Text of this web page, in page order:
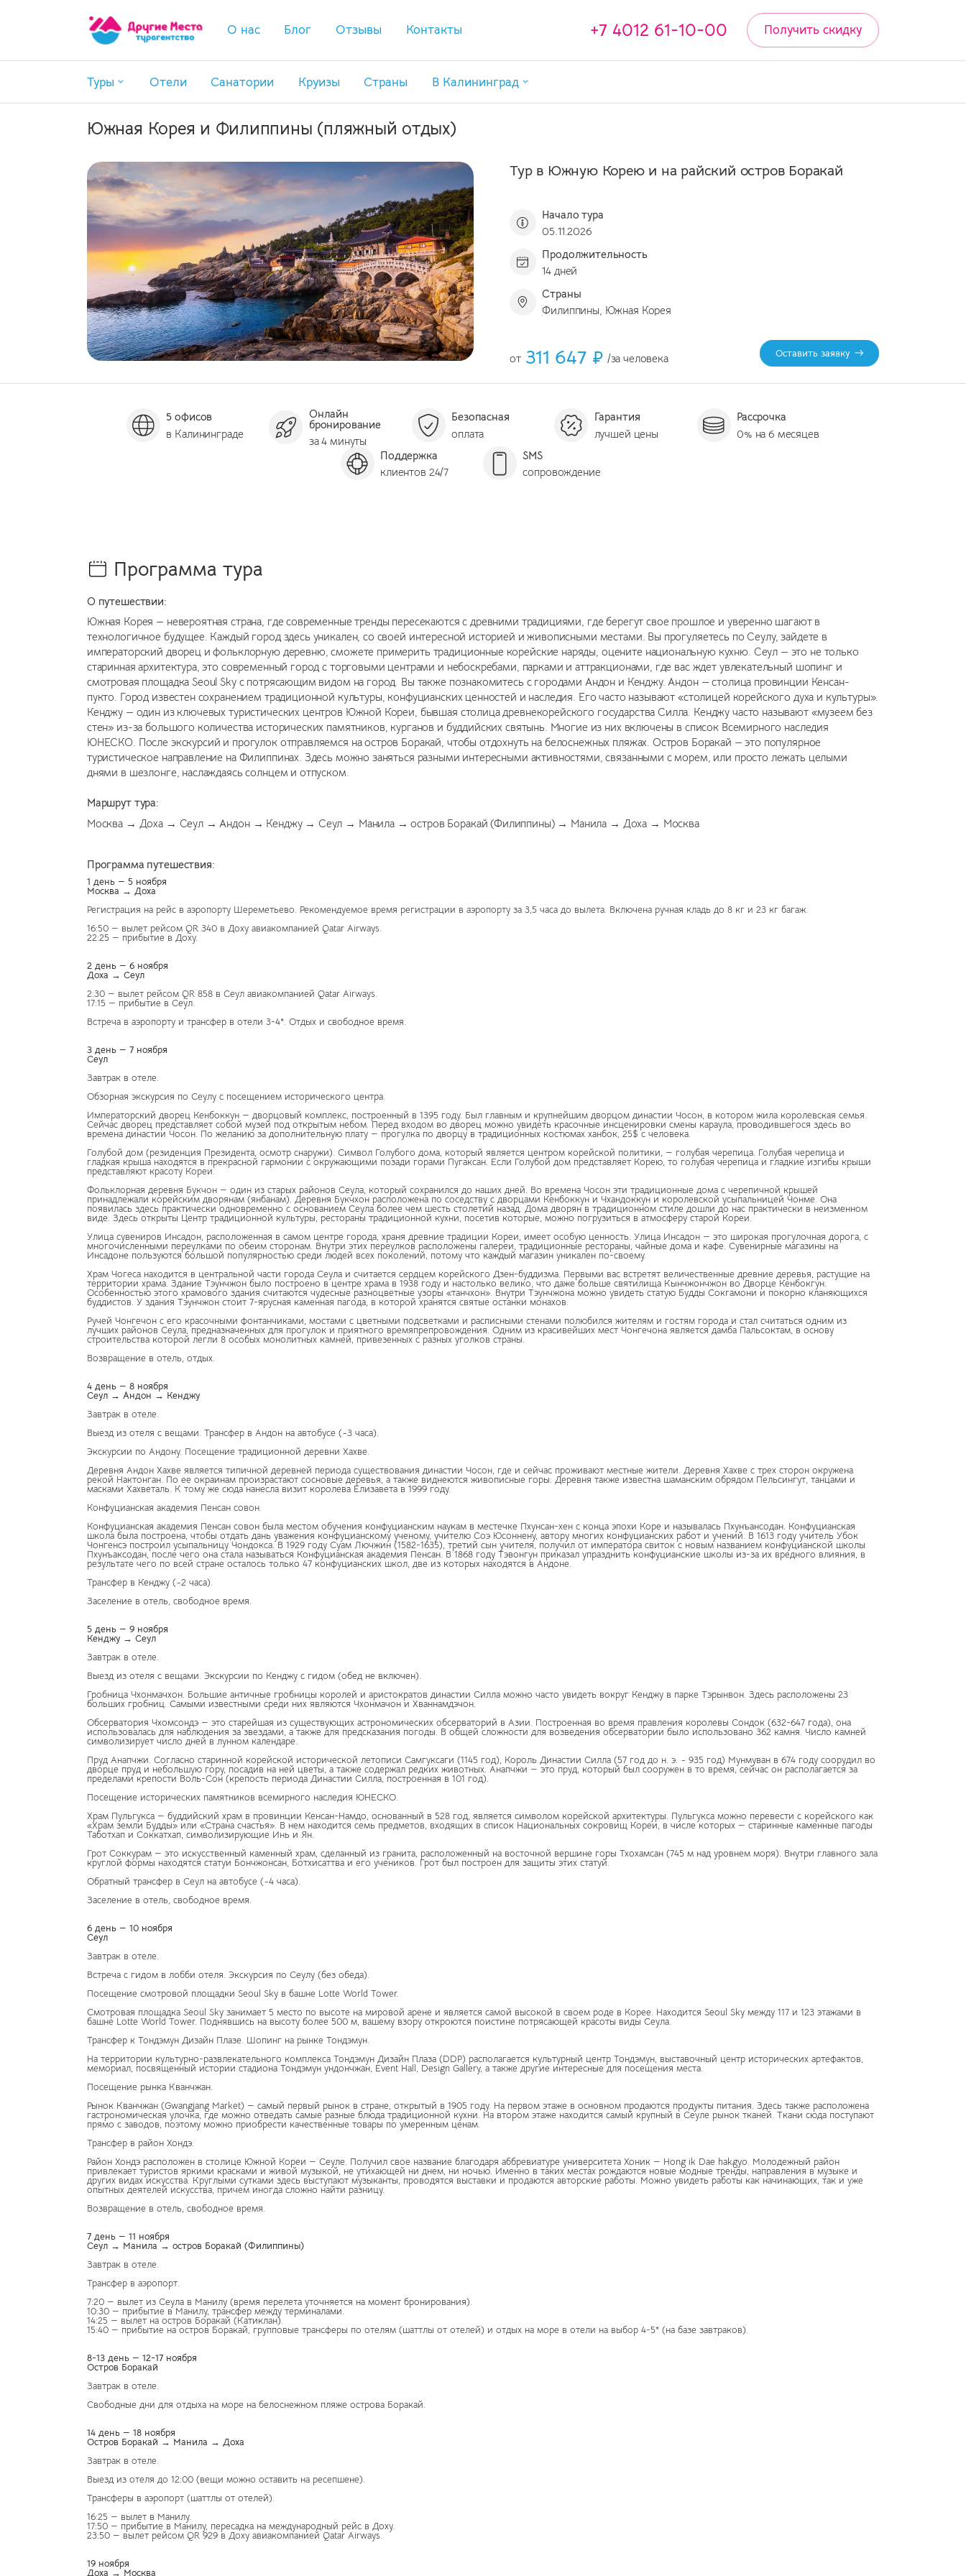
О нас Блог Отзывы Контакты +7 4012 61-10-00 Получить скидку
Туры
Горящие туры
Туры по России
Экскурсионные туры
Отели Санатории Круизы Страны В Калининград
Туры в Калининград с перелетом
Отели в Калининградской области
Южная Корея и Филиппины (пляжный отдых)
Тур в Южную Корею и на райский остров Боракай
Начало тура
05.11.2026
Продолжительность
14 дней
Страны
Филиппины, Южная Корея
от 311 647 ₽ /за человека Оставить заявку
5 офисов
в Калининграде
Онлайн
бронирование
за 4 минуты
Безопасная
оплата
Гарантия
лучшей цены
Рассрочка
0% на 6 месяцев
Поддержка
клиентов 24/7
SMS
сопровождение
Программа тура
О путешествии:
Южная Корея — невероятная страна, где современные тренды пересекаются с древними традициями, где берегут свое прошлое и уверенно шагают в
технологичное будущее. Каждый город здесь уникален, со своей интересной историей и живописными местами. Вы прогуляетесь по Сеулу, зайдете в
императорский дворец и фольклорную деревню, сможете примерить традиционные корейские наряды, оцените национальную кухню. Сеул — это не только
старинная архитектура, это современный город с торговыми центрами и небоскребами, парками и аттракционами, где вас ждет увлекательный шопинг и
смотровая площадка Seoul Sky с потрясающим видом на город. Вы также познакомитесь с городами Андон и Кенджу. Андон — столица провинции Кенсан-
пукто. Город известен сохранением традиционной культуры, конфуцианских ценностей и наследия. Его часто называют «столицей корейского духа и культуры».
Кенджу — один из ключевых туристических центров Южной Кореи, бывшая столица древнекорейского государства Силла. Кенджу часто называют «музеем без
стен» из-за большого количества исторических памятников, курганов и буддийских святынь. Многие из них включены в список Всемирного наследия
ЮНЕСКО. После экскурсий и прогулок отправляемся на остров Боракай, чтобы отдохнуть на белоснежных пляжах. Остров Боракай — это популярное
туристическое направление на Филиппинах. Здесь можно заняться разными интересными активностями, связанными с морем, или просто лежать целыми
днями в шезлонге, наслаждаясь солнцем и отпуском.
Маршрут тура:
Москва → Доха → Сеул → Андон → Кенджу → Сеул → Манила → остров Боракай (Филиппины) → Манила → Доха → Москва
Программа путешествия:
1 день — 5 ноября
Москва → Доха
Регистрация на рейс в аэропорту Шереметьево. Рекомендуемое время регистрации в аэропорту за 3,5 часа до вылета. Включена ручная кладь до 8 кг и 23 кг багаж.
16:50 — вылет рейсом QR 340 в Доху авиакомпанией Qatar Airways.
22:25 — прибытие в Доху.
2 день — 6 ноября
Доха → Сеул
2:30 — вылет рейсом QR 858 в Сеул авиакомпанией Qatar Airways.
17:15 — прибытие в Сеул.
Встреча в аэропорту и трансфер в отели 3-4*. Отдых и свободное время.
3 день — 7 ноября
Сеул
Завтрак в отеле.
Обзорная экскурсия по Сеулу с посещением исторического центра.
Императорский дворец Кенбоккун — дворцовый комплекс, построенный в 1395 году. Был главным и крупнейшим дворцом династии Чосон, в котором жила королевская семья.
Сейчас дворец представляет собой музей под открытым небом. Перед входом во дворец можно увидеть красочные инсценировки смены караула, проводившегося здесь во
времена династии Чосон. По желанию за дополнительную плату — прогулка по дворцу в традиционных костюмах ханбок, 25$ с человека.
Голубой дом (резиденция Президента, осмотр снаружи). Символ Голубого дома, который является центром корейской политики, — голубая черепица. Голубая черепица и
гладкая крыша находятся в прекрасной гармонии с окружающими позади горами Пугаксан. Если Голубой дом представляет Корею, то голубая черепица и гладкие изгибы крыши
представляют красоту Кореи.
Фольклорная деревня Букчон — один из старых районов Сеула, который сохранился до наших дней. Во времена Чосон эти традиционные дома с черепичной крышей
принадлежали корейским дворянам (янбанам). Деревня Букчхон расположена по соседству с дворцами Кенбоккун и Чхандоккун и королевской усыпальницей Чонме. Она
появилась здесь практически одновременно с основанием Сеула более чем шесть столетий назад. Дома дворян в традиционном стиле дошли до нас практически в неизменном
виде. Здесь открыты Центр традиционной культуры, рестораны традиционной кухни, посетив которые, можно погрузиться в атмосферу старой Кореи.
Улица сувениров Инсадон, расположенная в самом центре города, храня древние традиции Кореи, имеет особую ценность. Улица Инсадон — это широкая прогулочная дорога, с
многочисленными переулками по обеим сторонам. Внутри этих переулков расположены галереи, традиционные рестораны, чайные дома и кафе. Сувенирные магазины на
Инсадоне пользуются большой популярностью среди людей всех поколений, потому что каждый магазин уникален по-своему.
Храм Чогеса находится в центральной части города Сеула и считается сердцем корейского Дзен-буддизма. Первыми вас встретят величественные древние деревья, растущие на
территории храма. Здание Тэунчжон было построено в центре храма в 1938 году и настолько велико, что даже больше святилища Кынчжончжон во Дворце Кенбокгун.
Особенностью этого храмового здания считаются чудесные разноцветные узоры «танчхон». Внутри Тэунчжона можно увидеть статую Будды Сокгамони и покорно кланяющихся
буддистов. У здания Тэунчжон стоит 7-ярусная каменная пагода, в которой хранятся святые останки монахов.
Ручей Чонгечон с его красочными фонтанчиками, мостами с цветными подсветками и расписными стенами полюбился жителям и гостям города и стал считаться одним из
лучших районов Сеула, предназначенных для прогулок и приятного времяпрепровождения. Одним из красивейших мест Чонгечона является дамба Пальсоктам, в основу
строительства которой легли 8 особых монолитных камней, привезенных с разных уголков страны.
Возвращение в отель, отдых.
4 день — 8 ноября
Сеул → Андон → Кенджу
Завтрак в отеле.
Выезд из отеля с вещами. Трансфер в Андон на автобусе (~3 часа).
Экскурсии по Андону. Посещение традиционной деревни Хахве.
Деревня Андон Хахве является типичной деревней периода существования династии Чосон, где и сейчас проживают местные жители. Деревня Хахве с трех сторон окружена
рекой Нактонган. По ее окраинам произрастают сосновые деревья, а также виднеются живописные горы. Деревня также известна шаманским обрядом Пельсингут, танцами и
масками Хахветаль. К тому же сюда нанесла визит королева Елизавета в 1999 году.
Конфуцианская академия Пенсан совон.
Конфуцианская академия Пенсан совон была местом обучения конфуцианским наукам в местечке Пхунсан-хен с конца эпохи Коре и называлась Пхунъансодан. Конфуцианская
школа была построена, чтобы отдать дань уважения конфуцианскому ученому, учителю Соэ Юсоннену, автору многих конфуцианских работ и учений. В 1613 году учитель Убок
Чонгенсэ построил усыпальницу Чондокса. В 1929 году Суам Лючжин (1582-1635), третий сын учителя, получил от императора свиток с новым названием конфуцианской школы
Пхунъаксодан, после чего она стала называться Конфуцианская академия Пенсан. В 1868 году Тэвонгун приказал упразднить конфуцианские школы из-за их вредного влияния, в
результате чего по всей стране осталось только 47 конфуцианских школ, две из которых находятся в Андоне.
Трансфер в Кенджу (~2 часа).
Заселение в отель, свободное время.
5 день — 9 ноября
Кенджу → Сеул
Завтрак в отеле.
Выезд из отеля с вещами. Экскурсии по Кенджу с гидом (обед не включен).
Гробница Чхонмачхон. Большие античные гробницы королей и аристократов династии Силла можно часто увидеть вокруг Кенджу в парке Тэрынвон. Здесь расположены 23
больших гробниц. Самыми известными среди них являются Чхонмачон и Хваннамдэчон.
Обсерватория Чхомсондэ — это старейшая из существующих астрономических обсерваторий в Азии. Построенная во время правления королевы Сондок (632-647 года), она
использовалась для наблюдения за звездами, а также для предсказания погоды. В общей сложности для возведения обсерватории было использовано 362 камня. Число камней
символизирует число дней в лунном календаре.
Пруд Анапчжи. Согласно старинной корейской исторической летописи Самгуксаги (1145 год), Король Династии Силла (57 год до н. э. ~ 935 год) Мунмуван в 674 году соорудил во
дворце пруд и небольшую гору, посадив на ней цветы, а также содержал редких животных. Анапчжи — это пруд, который был сооружен в то время, сейчас он располагается за
пределами крепости Воль-Сон (крепость периода Династии Силла, построенная в 101 год).
Посещение исторических памятников всемирного наследия ЮНЕСКО.
Храм Пульгукса — буддийский храм в провинции Кенсан-Намдо, основанный в 528 год, является символом корейской архитектуры. Пульгукса можно перевести с корейского как
«Храм земли Будды» или «Страна счастья». В нем находится семь предметов, входящих в список Национальных сокровищ Кореи, в числе которых — старинные каменные пагоды
Таботхап и Соккатхап, символизирующие Инь и Ян.
Грот Соккурам — это искусственный каменный храм, сделанный из гранита, расположенный на восточной вершине горы Тхохамсан (745 м над уровнем моря). Внутри главного зала
круглой формы находятся статуи Бончжонсан, Ботхисаттва и его учеников. Грот был построен для защиты этих статуй.
Обратный трансфер в Сеул на автобусе (~4 часа).
Заселение в отель, свободное время.
6 день — 10 ноября
Сеул
Завтрак в отеле.
Встреча с гидом в лобби отеля. Экскурсия по Сеулу (без обеда).
Посещение смотровой площадки Seoul Sky в башне Lotte World Tower.
Смотровая площадка Seoul Sky занимает 5 место по высоте на мировой арене и является самой высокой в своем роде в Корее. Находится Seoul Sky между 117 и 123 этажами в
башне Lotte World Tower. Поднявшись на высоту более 500 м, вашему взору откроются поистине потрясающей красоты виды Сеула.
Трансфер к Тондэмун Дизайн Плазе. Шопинг на рынке Тондэмун.
На территории культурно-развлекательного комплекса Тондэмун Дизайн Плаза (DDP) располагается культурный центр Тондэмун, выставочный центр исторических артефактов,
мемориал, посвященный истории стадиона Тондэмун ундончжан, Event Hall, Design Gallery, а также другие интересные для посещения места.
Посещение рынка Кванчжан.
Рынок Кванчжан (Gwangjang Market) — самый первый рынок в стране, открытый в 1905 году. На первом этаже в основном продаются продукты питания. Здесь также расположена
гастрономическая улочка, где можно отведать самые разные блюда традиционной кухни. На втором этаже находится самый крупный в Сеуле рынок тканей. Ткани сюда поступают
прямо с заводов, поэтому можно приобрести качественные товары по умеренным ценам.
Трансфер в район Хондэ.
Район Хондэ расположен в столице Южной Кореи — Сеуле. Получил свое название благодаря аббревиатуре университета Хоник — Hong ik Dae hakgyo. Молодежный район
привлекает туристов яркими красками и живой музыкой, не утихающей ни днем, ни ночью. Именно в таких местах рождаются новые модные тренды, направления в музыке и
других видах искусства. Круглыми сутками здесь выступают музыканты, проводятся выставки и продаются авторские работы. Можно увидеть работы как начинающих, так и уже
опытных деятелей искусства, причем иногда сложно найти разницу.
Возвращение в отель, свободное время.
7 день — 11 ноября
Сеул → Манила → остров Боракай (Филиппины)
Завтрак в отеле.
Трансфер в аэропорт.
7:20 — вылет из Сеула в Манилу (время перелета уточняется на момент бронирования).
10:30 — прибытие в Манилу, трансфер между терминалами.
14:25 — вылет на остров Боракай (Катиклан).
15:40 — прибытие на остров Боракай, групповые трансферы по отелям (шаттлы от отелей) и отдых на море в отели на выбор 4-5* (на базе завтраков).
8-13 день — 12-17 ноября
Остров Боракай
Завтрак в отеле.
Свободные дни для отдыха на море на белоснежном пляже острова Боракай.
14 день — 18 ноября
Остров Боракай → Манила → Доха
Завтрак в отеле.
Выезд из отеля до 12:00 (вещи можно оставить на ресепшене).
Трансферы в аэропорт (шаттлы от отелей).
16:25 — вылет в Манилу.
17:50 — прибытие в Манилу, пересадка на международный рейс в Доху.
23:50 — вылет рейсом QR 929 в Доху авиакомпанией Qatar Airways.
19 ноября
Доха → Москва